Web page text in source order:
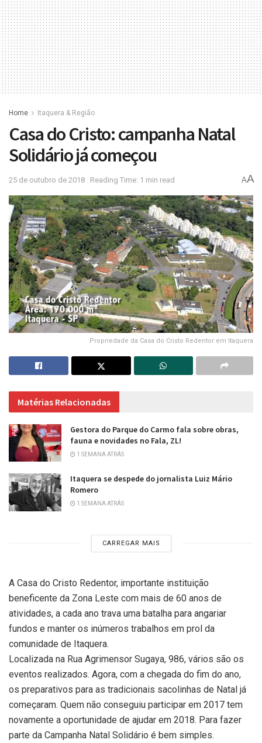
Home Itaquera & Região
Casa do Cristo: campanha Natal
Solidário já começou
25 de outubro de 2018 Reading Time: 1 min read AA
Propriedade da Casa do Cristo Redentor em Itaquera
Matérias Relacionadas
Gestora do Parque do Carmo fala sobre obras,
fauna e novidades no Fala, ZL!
1 SEMANA ATRÁS
Itaquera se despede do jornalista Luiz Mário
Romero
1 SEMANA ATRÁS
CARREGAR MAIS
A Casa do Cristo Redentor, importante instituição
beneficente da Zona Leste com mais de 60 anos de
atividades, a cada ano trava uma batalha para angariar
fundos e manter os inúmeros trabalhos em prol da
comunidade de Itaquera.
Localizada na Rua Agrimensor Sugaya, 986, vários são os
eventos realizados. Agora, com a chegada do fim do ano,
os preparativos para as tradicionais sacolinhas de Natal já
começaram. Quem não conseguiu participar em 2017 tem
novamente a oportunidade de ajudar em 2018. Para fazer
parte da Campanha Natal Solidário é bem simples.